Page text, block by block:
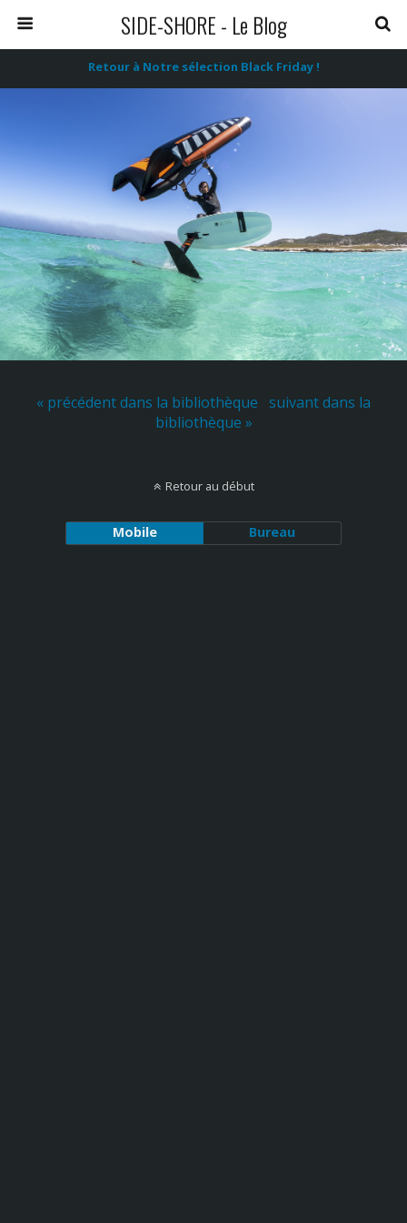
SIDE-SHORE - Le Blog
Retour à Notre sélection Black Friday !
« précédent dans la bibliothèque suivant dans la
bibliothèque »
Retour au début
Mobile Bureau